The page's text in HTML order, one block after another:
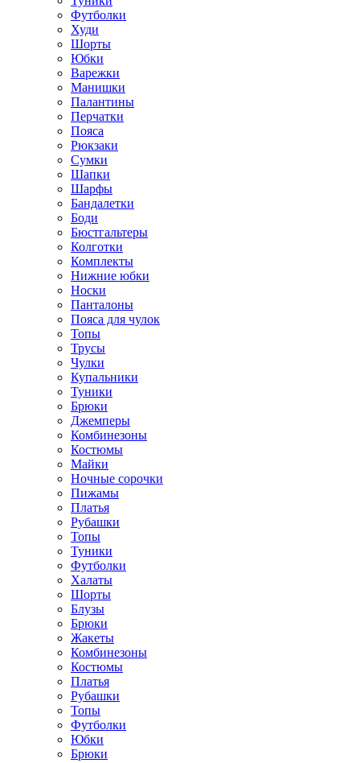
Футболки
Худи
Шорты
Юбки
Варежки
Манишки
Палантины
Перчатки
Пояса
Рюкзаки
Сумки
Шапки
Шарфы
Бандалетки
Боди
Бюстгальтеры
Колготки
Комплекты
Нижние юбки
Носки
Панталоны
Поясa для чулок
Топы
Трусы
Чулки
Купальники
Туники
Брюки
Джемперы
Комбинезоны
Костюмы
Майки
Ночные сорочки
Пижамы
Платья
Рубашки
Топы
Туники
Футболки
Халаты
Шорты
Блузы
Брюки
Жакеты
Комбинезоны
Костюмы
Платья
Рубашки
Топы
Футболки
Юбки
Брюки